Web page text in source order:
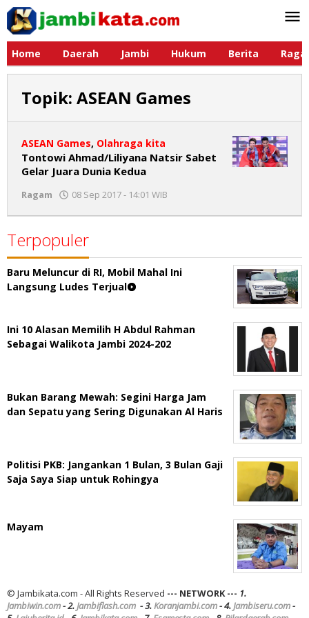
Lewati
konten
Home
Daerah Jambi Hukum Berita
Topik: ASEAN Games
ASEAN Games, Olahraga kita
Tontowi Ahmad/Liliyana Natsir Sabet
Gelar Juara Dunia Kedua
Ragam 08 Sep 2017 - 14:01 WIB
Terpopuler
Baru Meluncur di RI, Mobil Mahal Ini
Langsung Ludes Terjual
Ini 10 Alasan Memilih H Abdul Rahman
Sebagai Walikota Jambi 2024-202
Bukan Barang Mewah: Segini Harga Jam
dan Sepatu yang Sering Digunakan Al Haris
Politisi PKB: Jangankan 1 Bulan, 3 Bulan Gaji
Saja Saya Siap untuk Rohingya
Mayam
© Jambikata.com - All Rights Reserved --- NETWORK --- 1.
Jambiwin.com- 2.Jambiflash.com - 3.Koranjambi.com- 4.Jambiseru.com-